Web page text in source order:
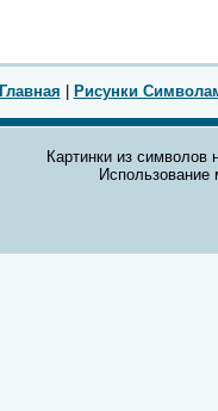
Главная Рисунки
Картинки из символов
Использование